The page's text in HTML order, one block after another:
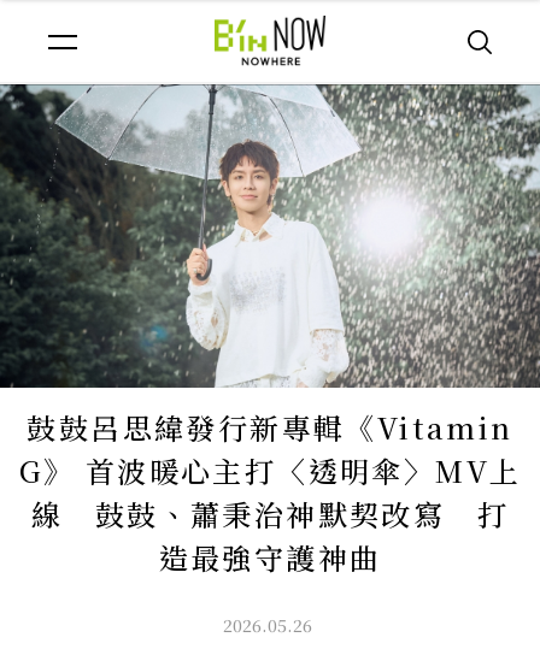
鼓鼓呂思緯發行新專輯《Vitamin
G》 首波暖心主打〈透明傘〉MV上
線 鼓鼓、蕭秉治神默契改寫 打
造最強守護神曲
2026.05.26